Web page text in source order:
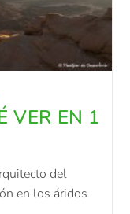
VER EN 1
del
en los áridos